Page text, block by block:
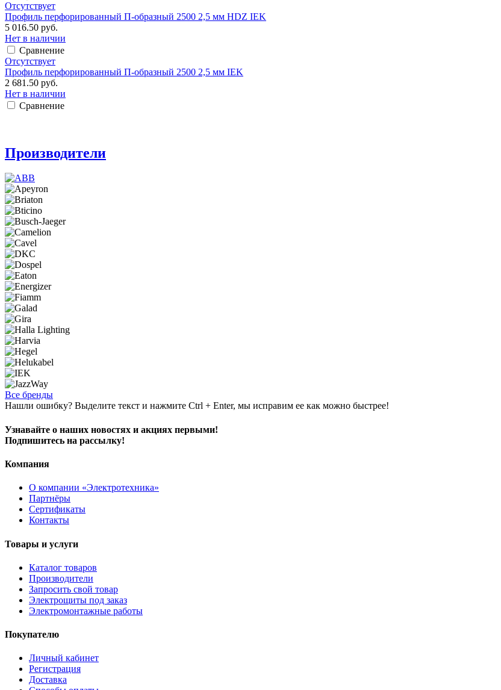
Отсутствует
Профиль перфорированный П-образный 2500 2,5 мм HDZ IEK
5 016.50 руб.
Нет в наличии
Сравнение
Отсутствует
Профиль перфорированный П-образный 2500 2,5 мм IEK
2 681.50 руб.
Нет в наличии
Сравнение
Производители
Все бренды
Нашли ошибку? Выделите текст и нажмите Ctrl + Enter, мы исправим ее как можно быстрее!
Узнавайте о наших новостях и акциях первыми!
Подпишитесь на рассылку!
Компания
О компании «Электротехника»
Партнёры
Сертификаты
Контакты
Товары и услуги
Каталог товаров
Производители
Запросить свой товар
Электрощиты под заказ
Электромонтажные работы
Покупателю
Личный кабинет
Регистрация
Доставка